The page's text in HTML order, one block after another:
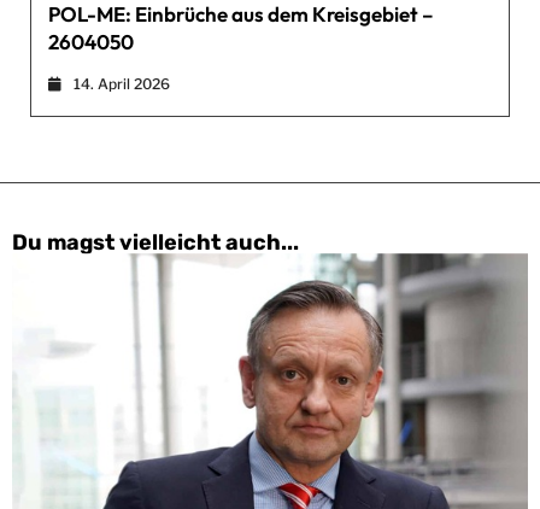
POL-ME: Einbrüche aus dem Kreisgebiet –
2604050
14. April 2026
Du magst vielleicht auch...